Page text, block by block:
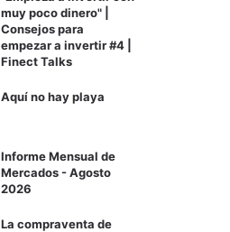
muy poco dinero" |
Consejos para
empezar a invertir #4 |
Finect Talks
Aquí no hay playa
Informe Mensual de
Mercados - Agosto
2026
La compraventa de